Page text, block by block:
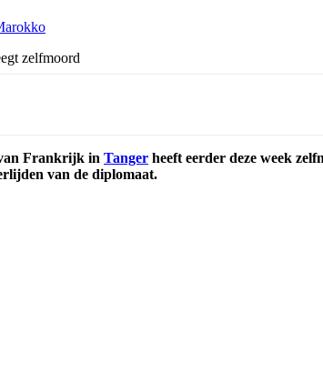
Frankrijk in Tanger heeft eerder deze week
van de diplomaat.